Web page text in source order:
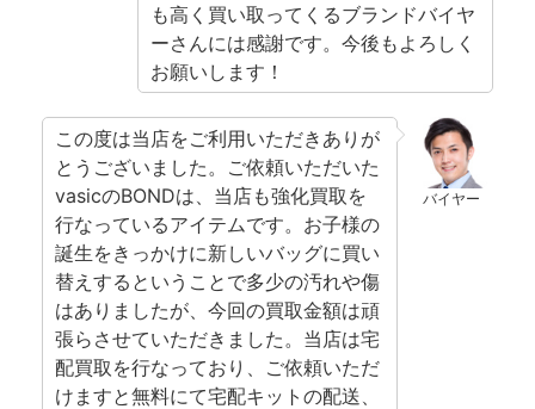
も高く買い取ってくるブランドバイヤ
ーさんには感謝です。今後もよろしく
お願いします！
バイヤー
この度は当店をご利用いただきありが
とうございました。ご依頼いただいた
vasicのBONDは、当店も強化買取を
行なっているアイテムです。お子様の
誕生をきっかけに新しいバッグに買い
替えするということで多少の汚れや傷
はありましたが、今回の買取金額は頑
張らさせていただきました。当店は宅
配買取を行なっており、ご依頼いただ
けますと無料にて宅配キットの配送、